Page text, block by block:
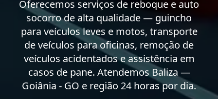
Oferecemos serviços de reboque e auto
socorro de alta qualidade — guincho
para veículos leves e motos, transporte
de veículos para oficinas, remoção de
veículos acidentados e assistência em
casos de pane. Atendemos Baliza —
Goiânia - GO e região 24 horas por dia.